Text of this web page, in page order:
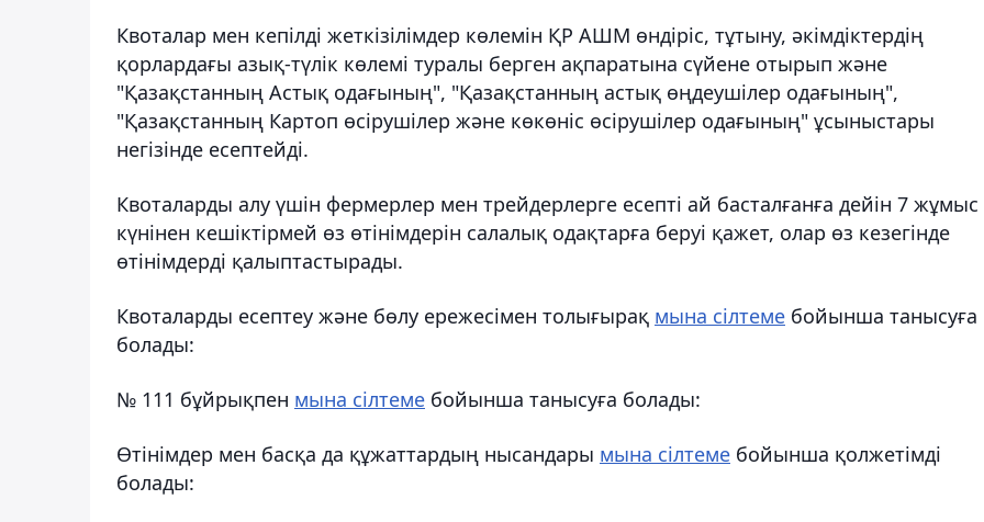
Квоталар мен кепілді жеткізілімдер көлемін ҚР АШМ өндіріс, тұтыну, әкімдіктердің
қорлардағы азық-түлік көлемі туралы берген ақпаратына сүйене отырып және
"Қазақстанның Астық одағының", "Қазақстанның астық өңдеушілер одағының",
"Қазақстанның Картоп өсірушілер және көкөніс өсірушілер одағының" ұсыныстары
негізінде есептейді.
Квоталарды алу үшін фермерлер мен трейдерлерге есепті ай басталғанға дейін 7 жұмыс
күнінен кешіктірмей өз өтінімдерін салалық одақтарға беруі қажет, олар өз кезегінде
өтінімдерді қалыптастырады.
Квоталарды есептеу және бөлу ережесімен толығырақ мына сілтеме бойынша танысуға
болады:
№ 111 бұйрықпен мына сілтеме бойынша танысуға болады:
Өтінімдер мен басқа да құжаттардың нысандары мына сілтеме бойынша қолжетімді
болады: